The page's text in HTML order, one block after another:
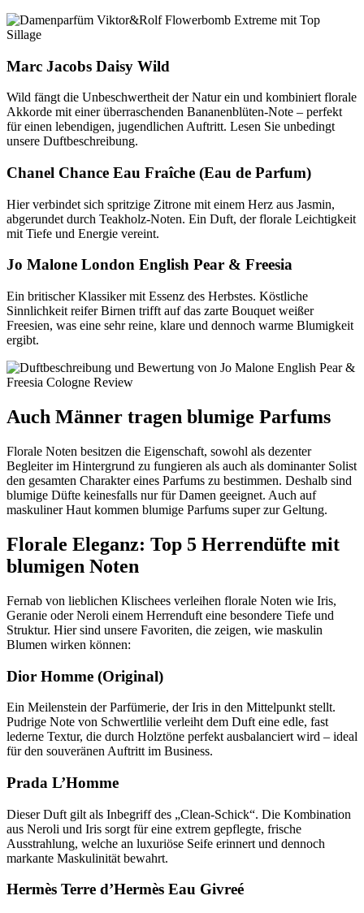
Marc Jacobs Daisy Wild
Wild fängt die Unbeschwertheit der Natur ein und kombiniert florale
Akkorde mit einer überraschenden Bananenblüten-Note – perfekt
für einen lebendigen, jugendlichen Auftritt. Lesen Sie unbedingt
unsere Duftbeschreibung.
Chanel Chance Eau Fraîche (Eau de Parfum)
Hier verbindet sich spritzige Zitrone mit einem Herz aus Jasmin,
abgerundet durch Teakholz-Noten. Ein Duft, der florale Leichtigkeit
mit Tiefe und Energie vereint.
Jo Malone London English Pear & Freesia
Ein britischer Klassiker mit Essenz des Herbstes. Köstliche
Sinnlichkeit reifer Birnen trifft auf das zarte Bouquet weißer
Freesien, was eine sehr reine, klare und dennoch warme Blumigkeit
ergibt.
Auch Männer tragen blumige Parfums
Florale Noten besitzen die Eigenschaft, sowohl als dezenter
Begleiter im Hintergrund zu fungieren als auch als dominanter Solist
den gesamten Charakter eines Parfums zu bestimmen. Deshalb sind
blumige Düfte keinesfalls nur für Damen geeignet. Auch auf
maskuliner Haut kommen blumige Parfums super zur Geltung.
Florale Eleganz: Top 5 Herrendüfte mit
blumigen Noten
Fernab von lieblichen Klischees verleihen florale Noten wie Iris,
Geranie oder Neroli einem Herrenduft eine besondere Tiefe und
Struktur. Hier sind unsere Favoriten, die zeigen, wie maskulin
Blumen wirken können:
Dior Homme (Original)
Ein Meilenstein der Parfümerie, der Iris in den Mittelpunkt stellt.
Pudrige Note von Schwertlilie verleiht dem Duft eine edle, fast
lederne Textur, die durch Holztöne perfekt ausbalanciert wird – ideal
für den souveränen Auftritt im Business.
Prada L’Homme
Dieser Duft gilt als Inbegriff des „Clean-Schick“. Die Kombination
aus Neroli und Iris sorgt für eine extrem gepflegte, frische
Ausstrahlung, welche an luxuriöse Seife erinnert und dennoch
markante Maskulinität bewahrt.
Hermès Terre d’Hermès Eau Givreé